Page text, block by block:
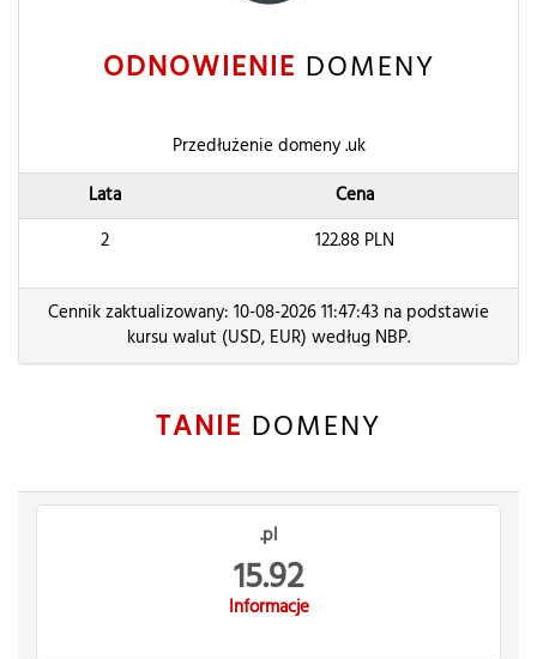
ODNOWIENIE DOMENY
Przedłużenie domeny .uk
Lata
Cena
2
122.88PLN
Cennik zaktualizowany: 10-08-2026 11:47:43 na podstawie
kursu walut (USD, EUR) według NBP.
TANIE DOMENY
.pl
15.92
Informacje